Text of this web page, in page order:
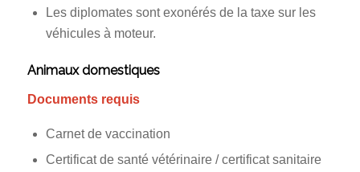
Les diplomates sont exonérés de la taxe sur les
véhicules à moteur.
Animaux domestiques
Documents requis
Carnet de vaccination
Certificat de santé vétérinaire / certificat sanitaire